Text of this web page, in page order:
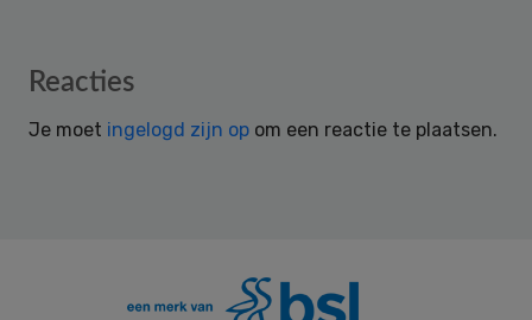
Reader
Reacties
Je moet ingelogd zijn op om een reactie te plaatsen.